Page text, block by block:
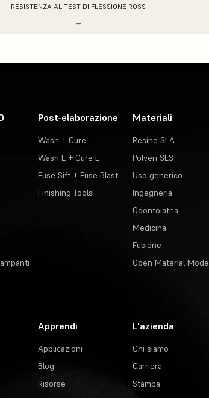
RESISTENZA AL TEST DI FLESSIONE ROSS
–
Post-elaborazione
Wash + Cure
Wash L + Cure L
Fuse Sift + Fuse Blast
Finishing Tools
Materiali
Resine SLA
Polveri SLS
Uso generico
Ingegneria
Odontoiatria
Medicina
Fusione
Open Material Mode
Apprendi
Applicazioni
Blog
Risorse
L'azienda
Chi siamo
Carriera
Stampa